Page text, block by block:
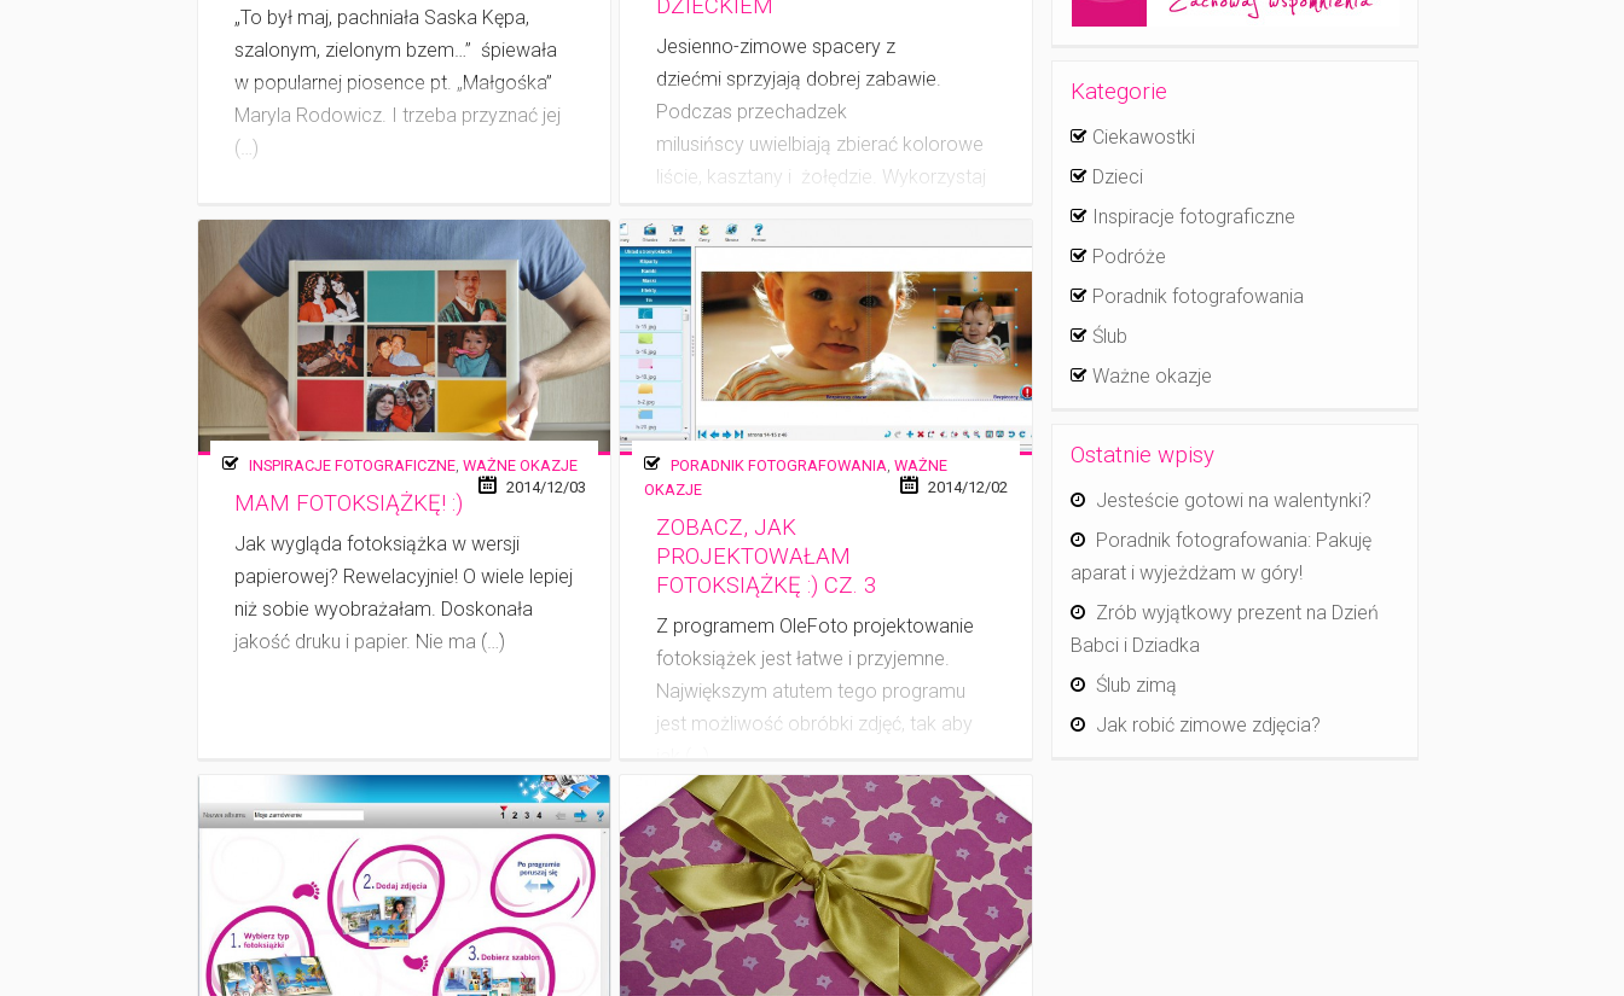
„To był maj, pachniała Saska Kępa,
szalonym, zielonym bzem…” ­ śpiewała
w po­pu­larnej piosence pt. „Małgośka”
Maryla Rodowicz. I trzeba przyznać jej
(…)
DZIECKIEM
Jesienno-­zimowe spacery z
dziećmi sprzyjają dobrej zabawie.
Podczas przechadzek
milusińscy uwielbiają zbierać kolorowe
liście, kasztany i żołędzie. Wykorzystaj
(…)
INSPIRACJE FOTOGRAFICZNE, WAŻNE OKAZJE
2014/12/03
MAM FOTOKSIĄŻKĘ! :)
Jak wygląda fotoksiążka w wersji
papierowej? Rewelacyjnie! O wiele lepiej
niż sobie wyobrażałam. Doskonała
jakość druku i papier. Nie ma (…)
PORADNIK FOTOGRAFOWANIA, WAŻNE
OKAZJE
2014/12/02
ZOBACZ, JAK
PROJEKTOWAŁAM
FOTOKSIĄŻKĘ :) CZ. 3
Z programem OleFoto projektowanie
fotoksiążek jest łatwe i przyjemne.
Największym atutem tego programu
jest możliwość obróbki zdjęć, tak aby
Kategorie
Ciekawostki
Dzieci
Inspiracje fotograficzne
Podróże
Poradnik fotografowania
Ślub
Ważne okazje
Ostatnie wpisy
Jesteście gotowi na walentynki?
Poradnik fotografowania: Pakuję
aparat i wyjeżdżam w góry!
Zrób wyjątkowy prezent na Dzień
Babci i Dziadka
Ślub zimą
Jak robić zimowe zdjęcia?